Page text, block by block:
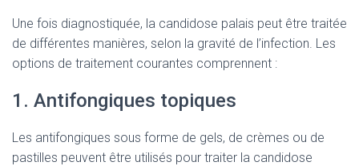
Une fois diagnostiquée, la candidose palais peut être traitée
de différentes manières, selon la gravité de l’infection. Les
options de traitement courantes comprennent :
1. Antifongiques topiques
Les antifongiques sous forme de gels, de crèmes ou de
pastilles peuvent être utilisés pour traiter la candidose